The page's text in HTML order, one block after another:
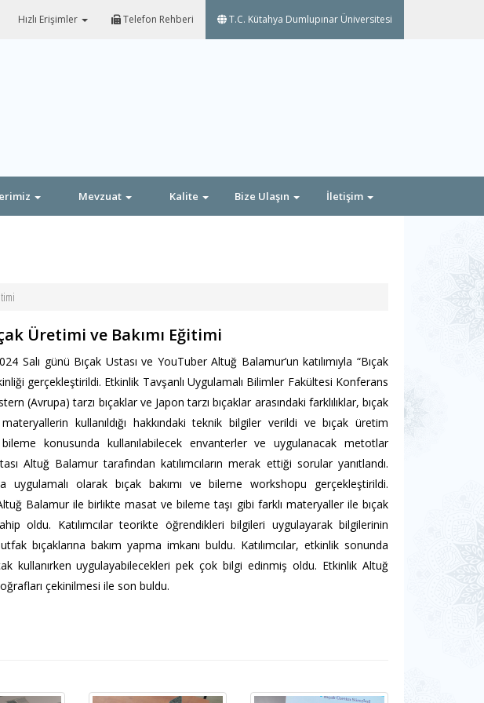
Hızlı Erişimler Telefon Rehberi T.C. Kütahya Dumlupınar Üniversitesi
Mevzuat Kalite Bize Ulaşın İletişim
Üretimi ve Bakımı Eğitimi
günü Bıçak Ustası ve YouTuber Altuğ Balamur’un katılımıyla “Bıçak
gerçekleştirildi. Etkinlik Tavşanlı Uygulamalı Bilimler Fakültesi Konferans
(Avrupa) tarzı bıçaklar ve Japon tarzı bıçaklar arasındaki farklılıklar, bıçak
kullanıldığı hakkındaki teknik bilgiler verildi ve bıçak üretim
konusunda kullanılabilecek envanterler ve uygulanacak metotlar
Altuğ Balamur tarafından katılımcıların merak ettiği sorular yanıtlandı.
uygulamalı olarak bıçak bakımı ve bileme workshopu gerçekleştirildi.
Balamur ile birlikte masat ve bileme taşı gibi farklı materyaller ile bıçak
oldu. Katılımcılar teorikte öğrendikleri bilgileri uygulayarak bilgilerinin
bıçaklarına bakım yapma imkanı buldu. Katılımcılar, etkinlik sonunda
kullanırken uygulayabilecekleri pek çok bilgi edinmiş oldu. Etkinlik Altuğ
çekinilmesi ile son buldu.